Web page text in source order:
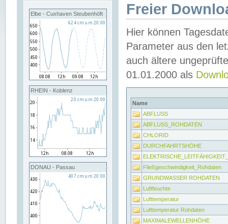
Elbe - Cuxhaven Steubenhöft
RHEIN - Koblenz
DONAU - Passau
Freier
Hier können
Parameter aus den
auch ältere
01.01.2000 als
Name
ABFLUSS
ABFLUSS_ROHDATEN
CHLORID
DURCHFAHRTSHÖHE
Fließgeschwindigkeit_Rohdaten
GRUNDWASSER ROHDATEN
Luftfeuchte
Lufttemperatur
Lufttemperatur Rohdaten
MAXIMALEWELLENHÖHE